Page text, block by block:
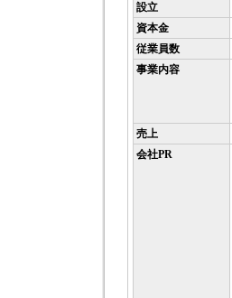
設立
資本金
従業員数
事業内容
売上
会社PR